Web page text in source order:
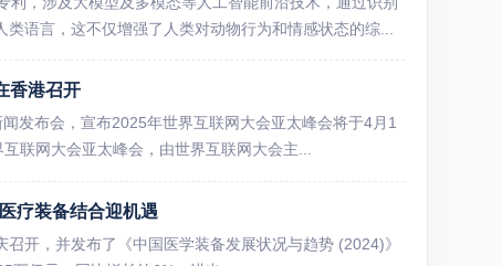
语言，这不仅增强了人类对动物行为和情感状态的综...
香港召开
发布会，宣布2025年世界互联网大会亚太峰会将于4月1
联网大会亚太峰会，由世界互联网大会主...
疗装备结合迎机遇
开，并发布了《中国医学装备发展状况与趋势 (2024)》